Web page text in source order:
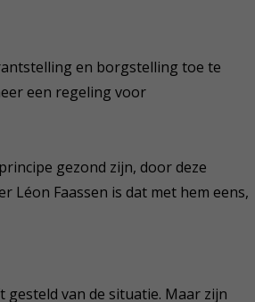
en borgstelling toe te
een regeling voor
gezond zijn, door deze
Faassen is dat met hem eens,
van de situatie. Maar zijn